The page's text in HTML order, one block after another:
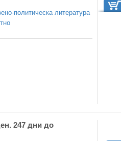
политическа литература
247 дни до